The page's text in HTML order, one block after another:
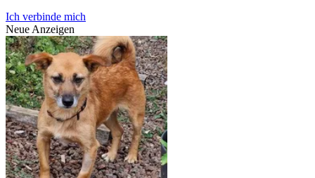
Ich verbinde mich
Neue Anzeigen